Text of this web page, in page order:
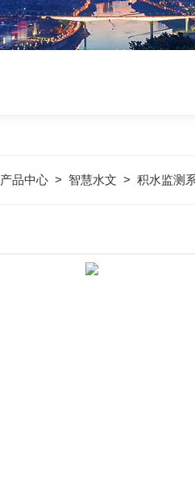
产品中心 > 智慧水文 >积水监测